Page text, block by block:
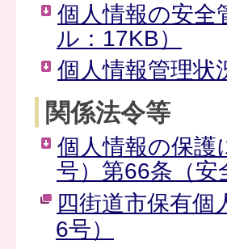
個人情報の安全
ル：17KB）
個人情報管理状
関係法令等
個人情報の保護
号）第66条（安
四街道市保有個
6号）